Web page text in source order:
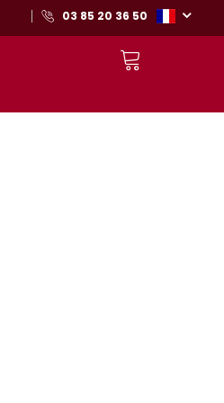
03 85 20 36 50